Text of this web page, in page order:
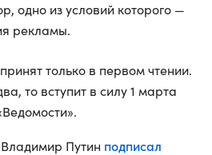
одно из условий которого —
рекламы.
только в первом чтении.
то вступит в силу 1 марта
Путин подписал